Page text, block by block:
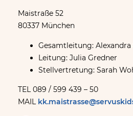
Maistraße 52
80337 München
Gesamtleitung: Alexandra
Leitung: Julia Gredner
Stellvertretung: Sarah
TEL 089 / 599 439 – 50
MAIL